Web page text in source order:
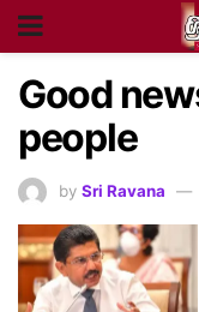
Good
people
by Sri Ravana